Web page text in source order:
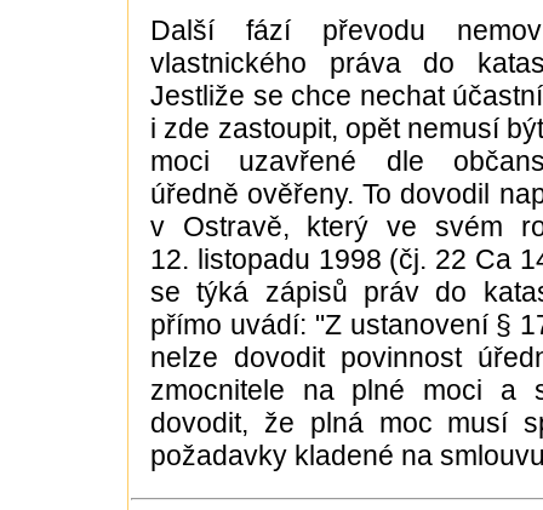
Další fází převodu
vlastnického práva do
Jestliže se chce nechat
i zde zastoupit, opět nemusí
moci uzavřené dle
úředně ověřeny. To dovodil
v Ostravě, který ve svém
12. listopadu 1998 (čj. 22 Ca
se týká zápisů práv do
přímo uvádí: "Z ustanovení §
nelze dovodit povinnost
zmocnitele na plné moci a
dovodit, že plná moc musí
požadavky kladené na